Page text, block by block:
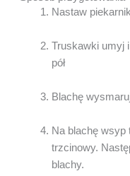
Nastaw
Truskawki umyj
pół
Blachę
Na blachę wsyp
trzcinowy.
blachy.